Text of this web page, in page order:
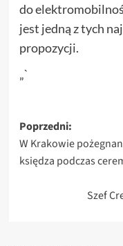
do
jest jedną z tych
propozycji.
„`
Zobacz
wpisy
Poprzedni:
W Krakowie
księdza podczas
Szef